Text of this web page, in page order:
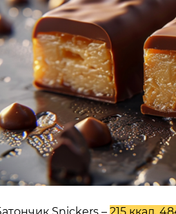
Івано-Франківська
Київська область,
60
О